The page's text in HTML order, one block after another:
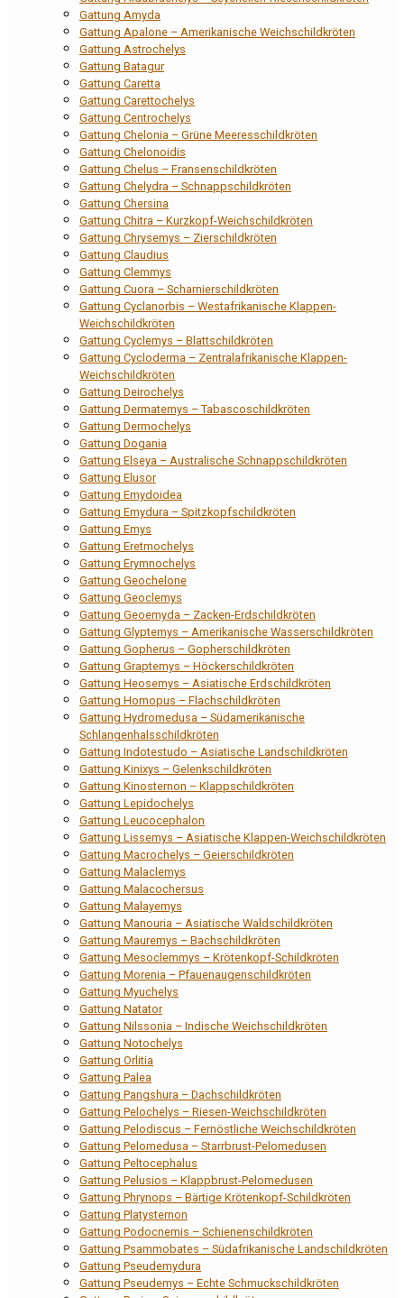
Gattung Amyda
Gattung Apalone – Amerikanische Weichschildkröten
Gattung Astrochelys
Gattung Batagur
Gattung Caretta
Gattung Carettochelys
Gattung Centrochelys
Gattung Chelonia – Grüne Meeresschildkröten
Gattung Chelonoidis
Gattung Chelus – Fransenschildkröten
Gattung Chelydra – Schnappschildkröten
Gattung Chersina
Gattung Chitra – Kurzkopf-Weichschildkröten
Gattung Chrysemys – Zierschildkröten
Gattung Claudius
Gattung Clemmys
Gattung Cuora – Scharnierschildkröten
Gattung Cyclanorbis – Westafrikanische Klappen-
Weichschildkröten
Gattung Cyclemys – Blattschildkröten
Gattung Cycloderma – Zentralafrikanische Klappen-
Weichschildkröten
Gattung Deirochelys
Gattung Dermatemys – Tabascoschildkröten
Gattung Dermochelys
Gattung Dogania
Gattung Elseya – Australische Schnappschildkröten
Gattung Elusor
Gattung Emydoidea
Gattung Emydura – Spitzkopfschildkröten
Gattung Emys
Gattung Eretmochelys
Gattung Erymnochelys
Gattung Geochelone
Gattung Geoclemys
Gattung Geoemyda – Zacken-Erdschildkröten
Gattung Glyptemys – Amerikanische Wasserschildkröten
Gattung Gopherus – Gopherschildkröten
Gattung Graptemys – Höckerschildkröten
Gattung Heosemys – Asiatische Erdschildkröten
Gattung Homopus – Flachschildkröten
Gattung Hydromedusa – Südamerikanische
Schlangenhalsschildkröten
Gattung Indotestudo – Asiatische Landschildkröten
Gattung Kinixys – Gelenkschildkröten
Gattung Kinosternon – Klappschildkröten
Gattung Lepidochelys
Gattung Leucocephalon
Gattung Lissemys – Asiatische Klappen-Weichschildkröten
Gattung Macrochelys – Geierschildkröten
Gattung Malaclemys
Gattung Malacochersus
Gattung Malayemys
Gattung Manouria – Asiatische Waldschildkröten
Gattung Mauremys – Bachschildkröten
Gattung Mesoclemmys – Krötenkopf-Schildkröten
Gattung Morenia – Pfauenaugenschildkröten
Gattung Myuchelys
Gattung Natator
Gattung Nilssonia – Indische Weichschildkröten
Gattung Notochelys
Gattung Orlitia
Gattung Palea
Gattung Pangshura – Dachschildkröten
Gattung Pelochelys – Riesen-Weichschildkröten
Gattung Pelodiscus – Fernöstliche Weichschildkröten
Gattung Pelomedusa – Starrbrust-Pelomedusen
Gattung Peltocephalus
Gattung Pelusios – Klappbrust-Pelomedusen
Gattung Phrynops – Bärtige Krötenkopf-Schildkröten
Gattung Platysternon
Gattung Podocnemis – Schienenschildkröten
Gattung Psammobates – Südafrikanische Landschildkröten
Gattung Pseudemydura
Gattung Pseudemys – Echte Schmuckschildkröten